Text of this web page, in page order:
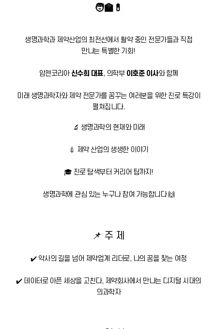
🧑‍🏫💊
생명과학과 제약산업의 최전선에서 활약 중인 전문가들과 직접
만나는 특별한 기회!
암젠코리아신수희 대표, 의학부 이호준 이사와 함께
미래 생명과학자와 제약 전문가를 꿈꾸는 여러분을 위한 진로 특강이
펼쳐집니다.
🔬 생명과학의 현재와 미래
💉 제약 산업의 생생한 이야기
🎓 진로 탐색부터 커리어 팁까지!
생명과학에 관심 있는 누구나 참여 가능합니다 🙌
📌 주 제
✔️ 약사의 길을 넘어 제약업계 리더로, 나의 꿈을 찾는 여정
✔️ 데이터로 아픈 세상을 고친다, 제약회사에서 만나는 디지털 시대의
의과학자